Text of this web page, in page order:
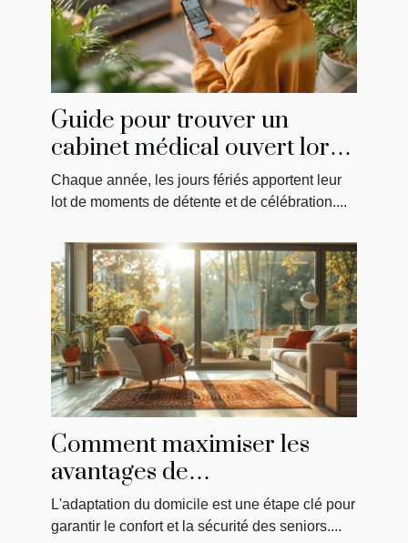
Guide pour trouver un
cabinet médical ouvert lors
des jours fériés
Chaque année, les jours fériés apportent leur
lot de moments de détente et de célébration....
Comment maximiser les
avantages de
MaPrimeAdapt' pour
l'aménagement du domicile
L'adaptation du domicile est une étape clé pour
garantir le confort et la sécurité des seniors....